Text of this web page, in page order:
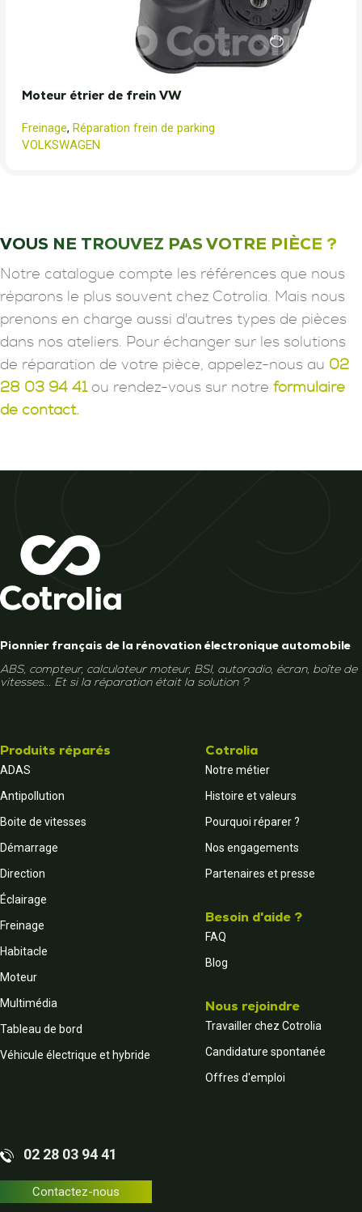
Moteur étrier de frein VW
Freinage, Réparation frein de parking
VOLKSWAGEN
VOUS NE TROUVEZ PAS VOTRE PIÈCE ?
Notre catalogue compte les références que nous
réparons le plus souvent chez Cotrolia. Mais nous
prenons en charge aussi d'autres types de pièces
dans nos ateliers. Pour échanger sur les solutions
de réparation de votre pièce, appelez-nous au 02
28 03 94 41ou rendez-vous sur notre formulaire
de contact.
Pionnier français de la rénovation électronique automobile
ABS, compteur, calculateur moteur, BSI, autoradio, écran, boîte de
vitesses... Et si la réparation était la solution ?
Produits réparés
ADAS
Antipollution
Boite de vitesses
Démarrage
Direction
Éclairage
Freinage
Habitacle
Moteur
Multimédia
Tableau de bord
Véhicule électrique et hybride
Cotrolia
Notre métier
Histoire et valeurs
Pourquoi réparer ?
Nos engagements
Partenaires et presse
Besoin d'aide ?
FAQ
Blog
Nous rejoindre
Travailler chez Cotrolia
Candidature spontanée
Offres d'emploi
02 28 03 94 41
Contactez-nous